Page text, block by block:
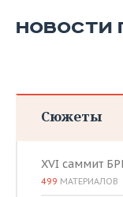
НОВОСТИ
Сюжеты
XVI саммит
499 МАТЕРИАЛОВ